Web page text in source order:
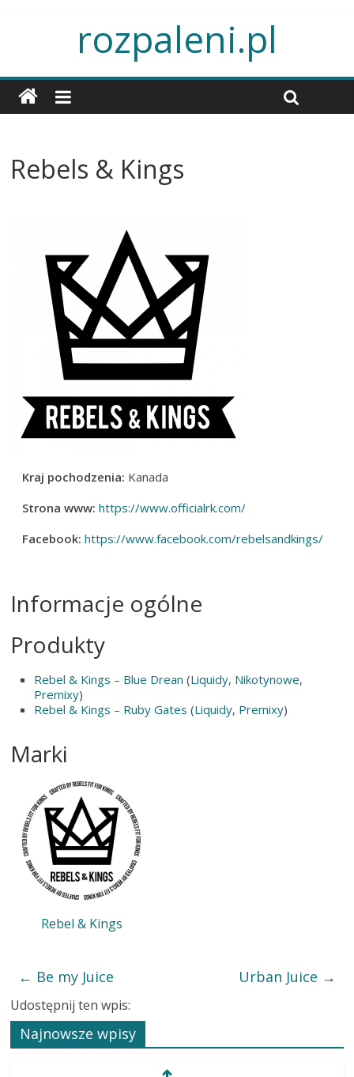
rozpaleni.pl
Rebels & Kings
Kraj pochodzenia: Kanada
Strona www: https://www.officialrk.com/
Facebook: https://www.facebook.com/rebelsandkings/
Informacje ogólne
Produkty
Rebel & Kings – Blue Drean (Liquidy, Nikotynowe,
Premixy)
Rebel & Kings – Ruby Gates (Liquidy, Premixy)
Marki
Rebel & Kings
← Be my Juice Urban Juice →
Udostępnij ten wpis:
Najnowsze wpisy